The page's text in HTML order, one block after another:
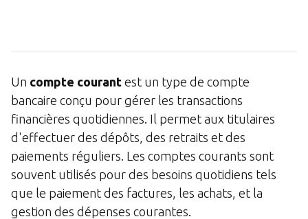
Un compte courant est un type de compte
bancaire conçu pour gérer les transactions
financières quotidiennes. Il permet aux titulaires
d'effectuer des dépôts, des retraits et des
paiements réguliers. Les comptes courants sont
souvent utilisés pour des besoins quotidiens tels
que le paiement des factures, les achats, et la
gestion des dépenses courantes.